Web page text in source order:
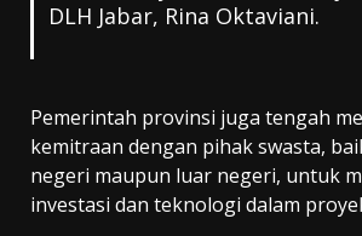
DLH Jabar, Rina Oktaviani.
Pemerintah provinsi juga tengah
kemitraan dengan pihak swasta,
negeri maupun luar negeri, untuk
investasi dan teknologi dalam